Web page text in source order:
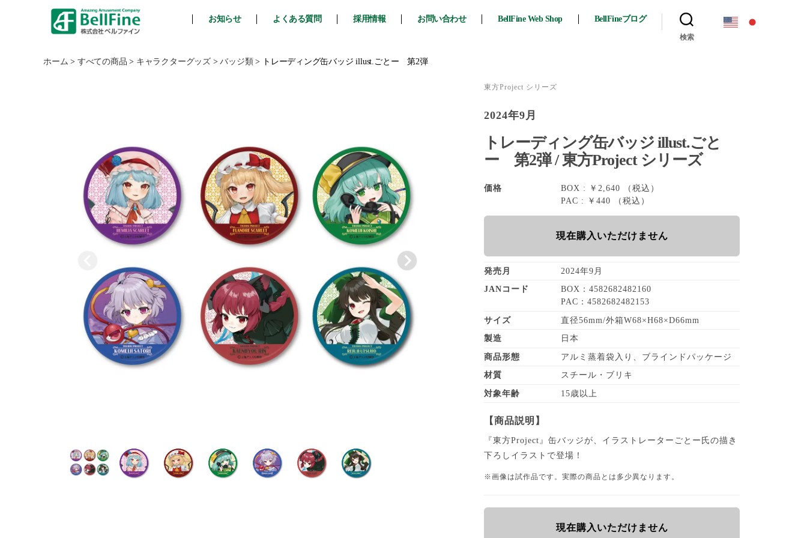
フ
お知らせ よくある質問 採用情報 お問い合わせ BellFine Web Shop BellFineブログ
検索
ホーム > すべての商品 > キャラクターグッズ >バッジ類 > トレーディング缶バッジ illust.ごとー 第2弾
東方Project シリーズ
2024年9月
トレーディング缶バッジ illust.ごと
ー 第2弾 / 東方Project シリーズ
価格
BOX : ￥2,640 （税込）
PAC : ￥440 （税込）
現在購入いただけません
発売月 2024年9月
JANコード
BOX：4582682482160
PAC：4582682482153
サイズ 直径56mm/外箱W68×H68×D66mm
製造 日本
商品形態 アルミ蒸着袋入り、ブラインドパッケージ
材質 スチール・ブリキ
対象年齢 15歳以上
【商品説明】
『東方Project』缶バッジが、イラストレーターごとー氏の描き
下ろしイラストで登場！
※画像は試作品です。実際の商品とは多少異なります。
現在購入いただけません